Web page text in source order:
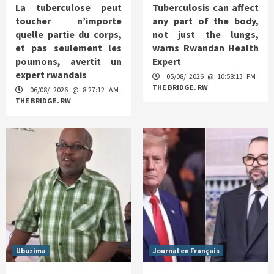
La tuberculose peut
toucher n’importe
quelle partie du corps,
et pas seulement les
poumons, avertit un
expert rwandais
06/08/ 2026 @ 8:27:12 AM
THE BRIDGE. RW
Tuberculosis can affect
any part of the body,
not just the lungs,
warns Rwandan Health
Expert
05/08/ 2026 @ 10:58:13 PM
THE BRIDGE. RW
Ubuzima Journal en Français